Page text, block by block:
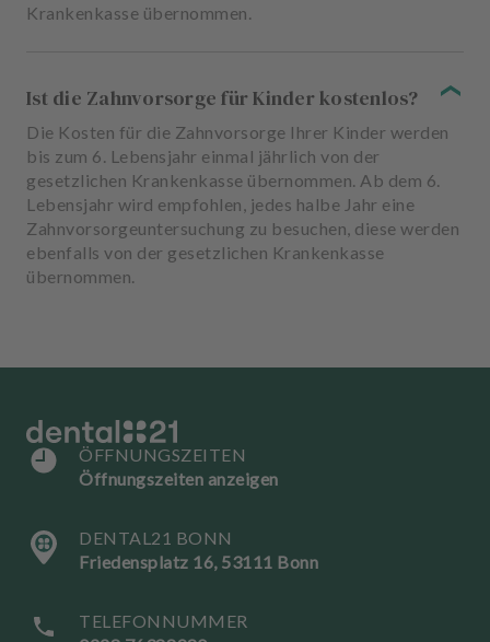
Krankenkasse übernommen.
Ist die Zahnvorsorge für Kinder kostenlos?
Die Kosten für die Zahnvorsorge Ihrer Kinder werden
bis zum 6. Lebensjahr einmal jährlich von der
gesetzlichen Krankenkasse übernommen. Ab dem 6.
Lebensjahr wird empfohlen, jedes halbe Jahr eine
Zahnvorsorgeuntersuchung zu besuchen, diese werden
ebenfalls von der gesetzlichen Krankenkasse
übernommen.
ÖFFNUNGSZEITEN
Öffnungszeiten anzeigen
DENTAL21 BONN
Friedensplatz 16, 53111 Bonn
TELEFONNUMMER